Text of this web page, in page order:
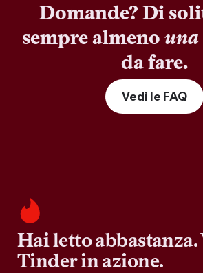
Domande? Di
sempre almeno una
da fare.
Vedi le FAQ
Hai letto abbastanza.
Tinder in azione.